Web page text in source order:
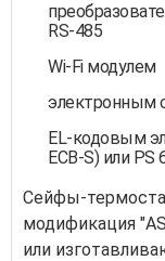
RS-485
Wi-Fi модулем
электронным
EL-кодовым
ECB-S) или
Сейфы-
модификация
или